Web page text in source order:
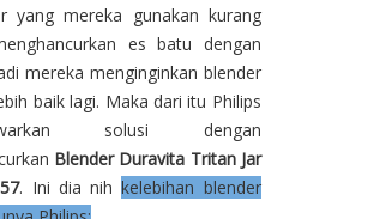
yang mereka gunakan kurang
es batu dengan
mereka menginginkan blender
baik lagi. Maka dari itu Philips
solusi dengan
Blender Duravita Tritan Jar
. Ini dia nihkelebihan blender